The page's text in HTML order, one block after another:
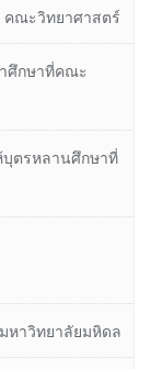
คณะวิทยาศาสตร์
ศึกษาที่คณะ
บุตรหลานศึกษาที่
หาวิทยาลัยมหิดล